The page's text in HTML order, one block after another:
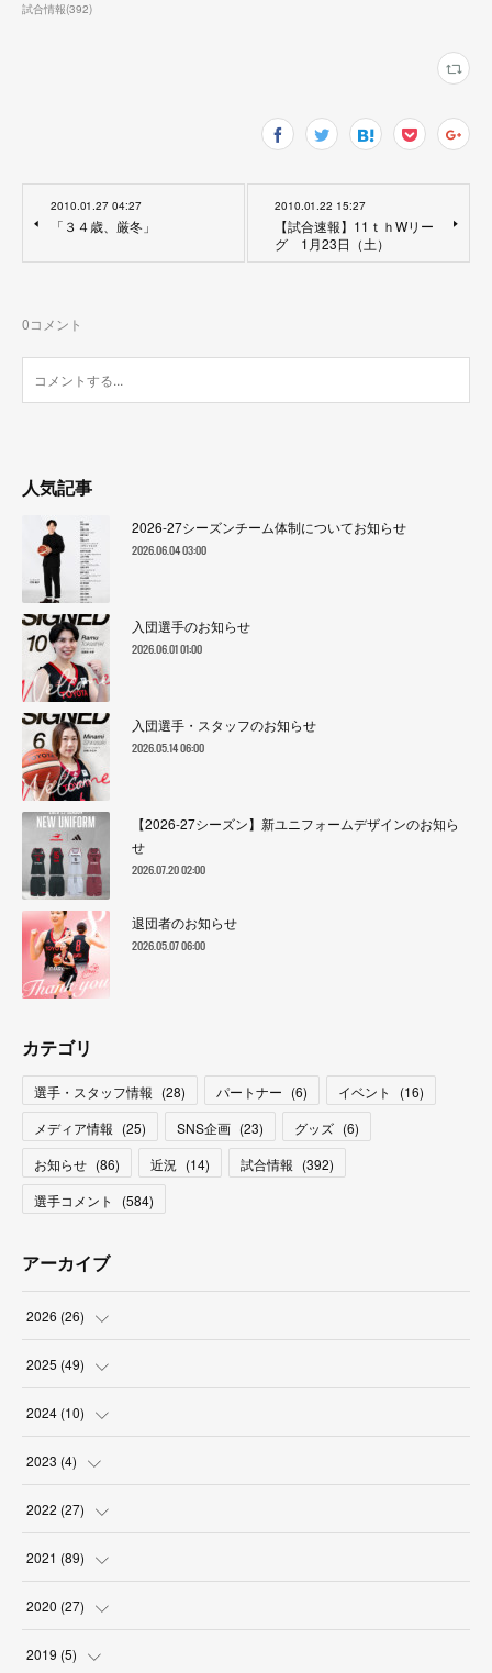
試合情報(392)
2010.01.27 04:27
「３４歳、厳冬」
2010.01.22 15:27
【試合速報】11ｔｈWリー
グ 1月23日（土）
0コメント
人気記事
2026-27シーズンチーム体制についてお知らせ
2026.06.04 03:00
入団選手のお知らせ
2026.06.01 01:00
入団選手・スタッフのお知らせ
2026.05.14 06:00
【2026-27シーズン】新ユニフォームデザインのお知ら
せ
2026.07.20 02:00
退団者のお知らせ
2026.05.07 06:00
カテゴリ
選手・スタッフ情報 (28) パートナー (6) イベント (16)
メディア情報 (25) SNS企画 (23) グッズ (6)
お知らせ (86) 近況 (14) 試合情報 (392)
選手コメント
(584)
アーカイブ
2026 (26)
(2
(2
(
(3
2025 (49)
(6
( 10
(8
(4
2024 (10)
( )
(2
(1
(3
2023 (4)
(1
(3
2022 (27)
(2
(4
(
2021 (89)
(5
( )
2020 (27)
( )
2019 (5)